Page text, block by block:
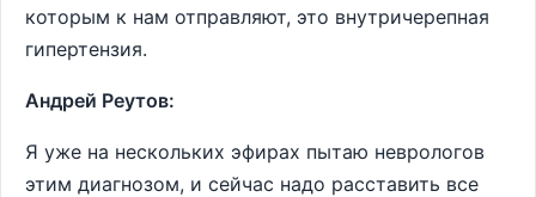
которым к нам отправляют, это внутричерепная
гипертензия.
Андрей Реутов:
Я уже на нескольких эфирах пытаю неврологов
этим диагнозом, и сейчас надо расставить все